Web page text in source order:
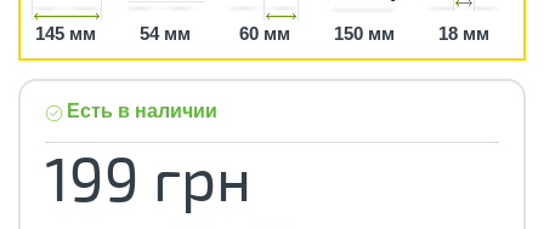
145 мм 54 мм 60 мм 150 мм 18 мм
Есть в наличии
199 грн